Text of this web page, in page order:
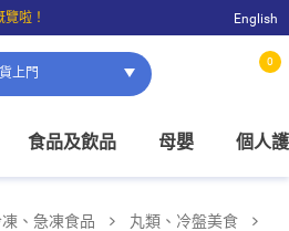
啦！
即可免費店取。
English
上門
0
食品及飲品 母嬰 個人
凍、急凍食品
丸類、冷盤美食